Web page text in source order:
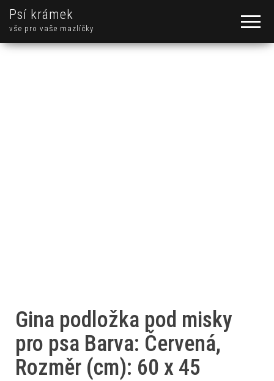
Psí krámek
vše pro vaše mazlíčky
Gina podložka pod misky
pro psa Barva: Červená,
Rozměr (cm): 60 x 45